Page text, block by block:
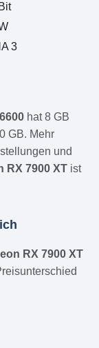
3
hat 8 GB
GB. Mehr
und
RX 7900 XT ist
RX 7900 XT